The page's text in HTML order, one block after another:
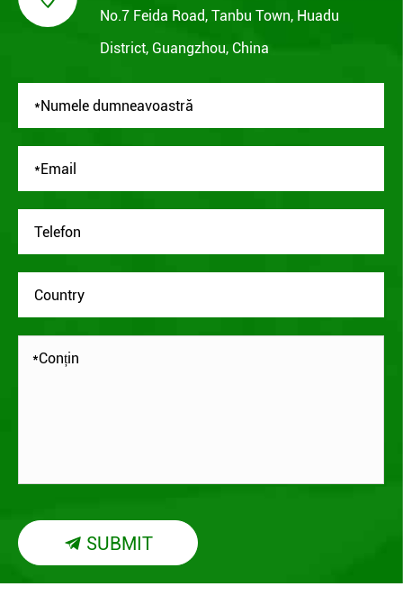
No.7 Feida Road, Tanbu Town, Huadu
District, Guangzhou, China
 SUBMIT